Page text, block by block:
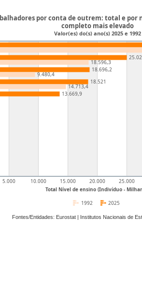
Total Nível de ensino (Indivíduo -
5.000 10.000 15.000 20.000 25.000
18.696,2
18.521
13.669,9
18.596,3
9.480,4
14.713,4
por conta de outrem: total e por
completo mais elevado
Valor(es) do(s) ano(s) 2025 e 1992
2025
1992
Fontes/Entidades: Eurostat | Institutos Nacionais de